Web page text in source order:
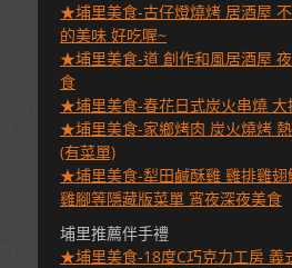
★埔里美食-古仔燈燒烤 居酒屋
的美味 好吃喔~
★埔里美食-道 創作和風居酒屋
食
★埔里美食-春花日式炭火串燒 大
★埔里美食-家鄉烤肉 炭火燒烤
(有菜單)
★埔里美食-犁田鹹酥雞 雞排雞翅
雞腳等隱藏版菜單 宵夜深夜美食
埔里推薦伴手禮
★埔里美食-18度C巧克力工房 義